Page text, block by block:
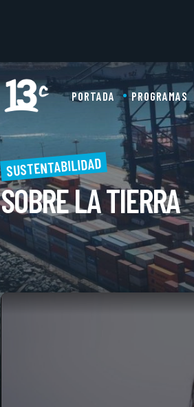
PORTADA PROGRAMAS
SUSTENTABILIDAD
SOBRE LA TIERRA